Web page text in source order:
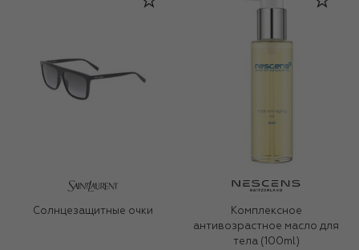
Солнцезащитные очки
Комплексное
антивозрастное масло для
тела (100ml)